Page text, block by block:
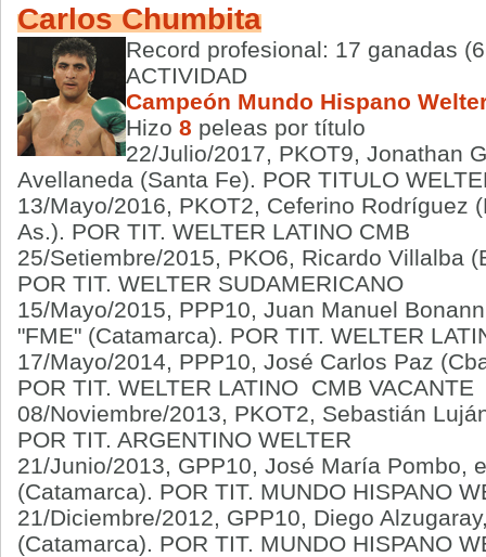
Carlos Chumbita
Record profesional: 17 ganadas
ACTIVIDAD
Campeón Mundo Hispano
Hizo 8 peleas por título
22/Julio/2017, PKOT9, Jonathan
Avellaneda (Santa Fe). POR TITULO
13/Mayo/2016, PKOT2, Ceferino Rodríguez
As.). POR TIT. WELTER LATINO CMB
25/Setiembre/2015, PKO6, Ricardo Villalba
POR TIT. WELTER SUDAMERICANO
15/Mayo/2015, PPP10, Juan Manuel
"FME" (Catamarca). POR TIT. WELTER
17/Mayo/2014, PPP10, José Carlos Paz
POR TIT. WELTER LATINO CMB VACANTE
08/Noviembre/2013, PKOT2, Sebastián
POR TIT. ARGENTINO WELTER
21/Junio/2013, GPP10, José María Pombo,
(Catamarca). POR TIT. MUNDO HISPANO
21/Diciembre/2012, GPP10, Diego
(Catamarca). POR TIT. MUNDO HISPANO